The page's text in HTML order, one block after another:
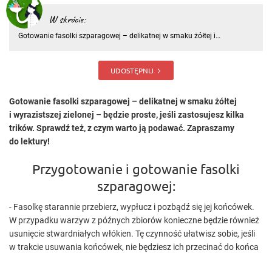
W skrócie:
Gotowanie fasolki szparagowej – delikatnej w smaku żółtej i
Przygotowanie i gotowanie fasolki szparagowej: - Fasolkę star
UDOSTĘPNIJ
Gotowanie fasolki szparagowej – delikatnej w smaku żółtej
i wyrazistszej zielonej – będzie proste, jeśli zastosujesz kilka
trików. Sprawdź też, z czym warto ją podawać. Zapraszamy
do lektury!
Przygotowanie i gotowanie fasolki
szparagowej:
- Fasolkę starannie przebierz, wypłucz i pozbądź się jej końcówek.
W przypadku warzyw z późnych zbiorów konieczne będzie również
usunięcie stwardniałych włókien. Tę czynność ułatwisz sobie, jeśli
w trakcie usuwania końcówek, nie będziesz ich przecinać do końca